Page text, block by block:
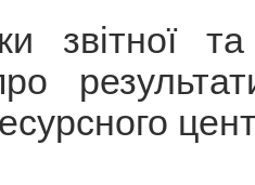
звітної та